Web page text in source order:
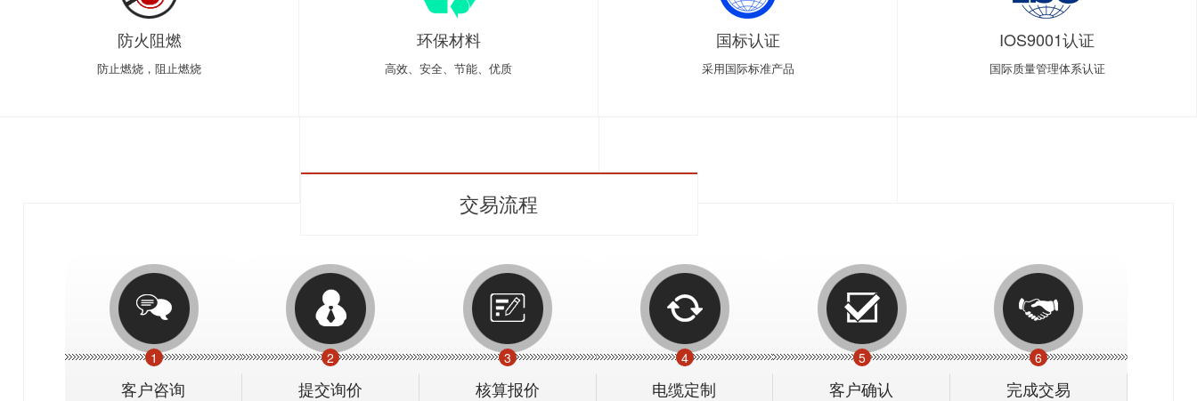
防火阻燃
防止燃烧，阻止燃烧
环保材料
高效、安全、节能、优质
国标认证
采用国际标准产品
IOS9001认证
国际质量管理体系认证
交易流程
1
客户咨询
2
提交询价
3
核算报价
4
电缆定制
5
客户确认
6
完成交易